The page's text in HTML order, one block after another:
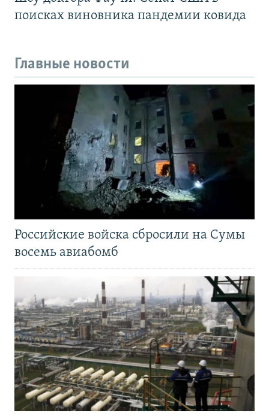
поисках виновника пандемии ковида
Главные новости
Российские войска сбросили на Сумы
восемь авиабомб